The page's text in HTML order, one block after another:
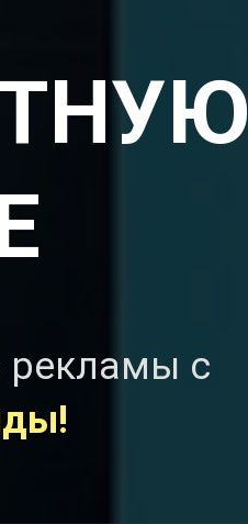
рекламы с